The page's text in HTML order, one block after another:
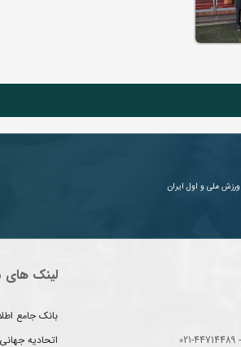
ورزش ملی و اول ایران
لینک های
بانک جامع
اتحادیه